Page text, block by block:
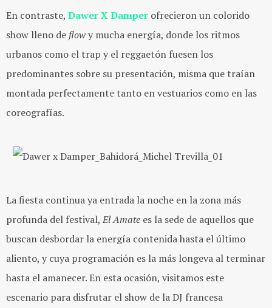
En contraste, Dawer X Damper ofrecieron un colorido
show lleno de flowy mucha energía, donde los ritmos
urbanos como el trap y el reggaetón fuesen los
predominantes sobre su presentación, misma que traían
montada perfectamente tanto en vestuarios como en las
coreografías.
La fiesta continua ya entrada la noche en la zona más
profunda del festival, El Amate es la sede de aquellos que
buscan desbordar la energía contenida hasta el último
aliento, y cuya programación es la más longeva al terminar
hasta el amanecer. En esta ocasión, visitamos este
escenario para disfrutar el show de la DJ francesa